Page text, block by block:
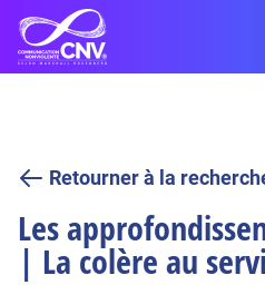
Retourner à la
Les
| La colère au